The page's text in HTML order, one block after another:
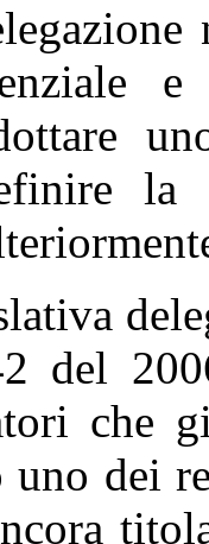
la
del
che
uno dei